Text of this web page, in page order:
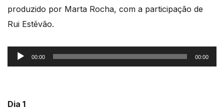
produzido por Marta Rocha, com a participação de
Rui Estêvão.
Reprodutor
de
00:00 00:00
Dia 1